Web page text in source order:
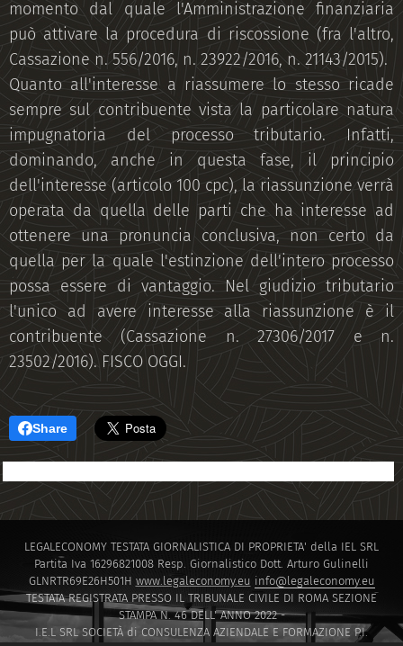
momento dal quale l'Amministrazione finanziaria
può attivare la procedura di riscossione (fra l'altro,
Cassazione n. 556/2016, n. 23922/2016, n. 21143/2015).
Quanto all'interesse a riassumere lo stesso ricade
sempre sul contribuente vista la particolare natura
impugnatoria del processo tributario. Infatti,
dominando, anche in questa fase, il principio
dell'interesse (articolo 100 cpc), la riassunzione verrà
operata da quella delle parti che ha interesse ad
ottenere una pronuncia conclusiva, non certo da
quella per la quale l'estinzione dell'intero processo
possa essere di vantaggio. Nel giudizio tributario
l'unico ad avere interesse alla riassunzione è il
contribuente (Cassazione n. 27306/2017 e n.
23502/2016). FISCO OGGI.
Share
LEGALECONOMY TESTATA GIORNALISTICA DI PROPRIETA' della IEL SRL
Partita Iva 16296821008 Resp. Giornalistico Dott. Arturo Gulinelli
GLNRTR69E26H501H www.legaleconomy.eu info@legaleconomy.eu
TESTATA REGISTRATA PRESSO IL TRIBUNALE CIVILE DI ROMA SEZIONE
STAMPA N. 46 DELL' ANNO 2022 -
I.E.L SRL SOCIETÀ di CONSULENZA AZIENDALE E FORMAZIONE P.I.